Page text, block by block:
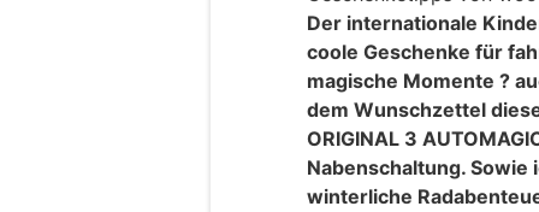
Der internationale
coole Geschenke für
magische Momente ?
dem Wunschzettel
ORIGINAL 3
Nabenschaltung.
winterliche